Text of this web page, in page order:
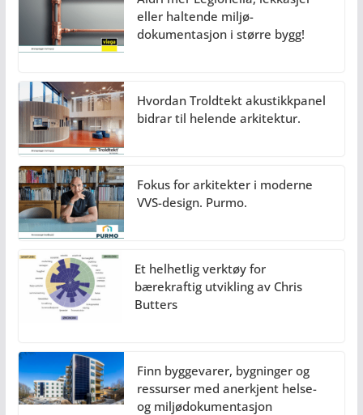
eller haltende miljø-
dokumentasjon i større bygg!
Hvordan Troldtekt akustikkpanel
bidrar til helende arkitektur.
Fokus for arkitekter i moderne
VVS-design. Purmo.
Et helhetlig verktøy for
bærekraftig utvikling av Chris
Butters
Finn byggevarer, bygninger og
ressurser med anerkjent helse-
og miljødokumentasjon